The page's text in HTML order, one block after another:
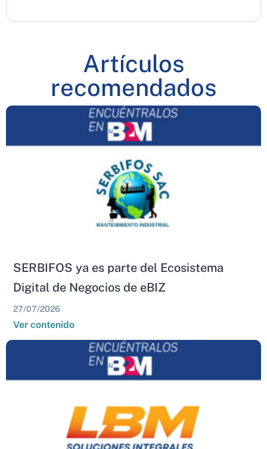
Artículos
recomendados
SERBIFOS ya es parte del Ecosistema
Digital de Negocios de eBIZ
27/07/2026
Ver contenido